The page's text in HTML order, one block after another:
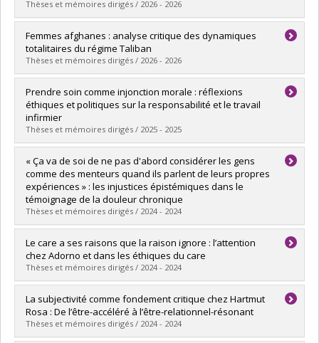
"Des universités s’unissent pour commémorer la tuerie
de Polytechnique",La Presse, 11/2019
https://www.lapresse.ca/actualites/2019-11-21/des-
universites-s-unissent-pour-commemorer-la-tuerie-de-
polytechnique
Entrevues diffusées
"Simone Weil, une vie au travail", Émission: Avoir
raison avec,France culture(08/2021)
https://www.radiofrance.fr/franceculture/podcasts/avoir-
raison-avec/une-vie-au-travail-8868132
"Polytechnique : devoir de mémoire", RDI Matin week
end,ICI RDI(11/2019)
https://ici.radio-canada.ca/rdi/rdi-matin-week-
end/site/segments/reportage/144297/polytechnique
"L'attentat de Polytechnique, 30 ans plus tard :
entrevue avec Pascale Devette", Tout un
ICI Radio Canada Première
(11/2019)
https://ici.radio-
canada.ca/ohdio/premiere/emissions/tout-un-
matin/segments/entrevue/143523/tuerie-
polytechnique-temoignage-balado-
Diplôme obtenu :M.A.
Lien vers le document dans Papyrus
Thèses et mémoires dirigés / 2026 - 2026
Diplômé(e) :Bernard, Milan
Cycle :Doctorat
Diplôme obtenu :Ph. D.
Lien vers le document dans Papyrus
Femmes afghanes : analyse critique des dynamiques
totalitaires du régime Taliban
Thèses et mémoires dirigés / 2026 - 2026
Diplômé(e) : Delannoy, Clarisse Chantal Monique
Cycle :Maîtrise
Diplôme obtenu :
Lien vers le document dans Papyrus
Prendre soin comme injonction morale : réflexions
éthiques et politiques sur la responsabilité et le travail
infirmier
Thèses et mémoires dirigés / 2025 - 2025
Diplômé(e) :Roy, Emmanuelle
Cycle :Maîtrise
Diplôme obtenu :M.A.
Lien vers le document dans Papyrus
« Ça va de soi de ne pas d'abord considérer les gens
comme des menteurs quand ils parlent de leurs propres
expériences » : les injustices épistémiques dans le
témoignage de la douleur chronique
Thèses et mémoires dirigés / 2024 - 2024
Diplômé(e) : Côté, Catherine
Cycle :Maîtrise
Diplôme obtenu :M. Sc.
Lien vers le document dans Papyrus
Le care a ses raisons que la raison ignore : l’attention
chez Adorno et dans les éthiques du care
Thèses et mémoires dirigés / 2024 - 2024
Diplômé(e) :Michaud, Delphine
Cycle :Maîtrise
Diplôme obtenu :M.A.
Lien vers le document dans Papyrus
La subjectivité comme fondement critique chez Hartmut
Rosa : De l’être-accéléré à l’être-relationnel-résonant
Thèses et mémoires dirigés / 2024 - 2024